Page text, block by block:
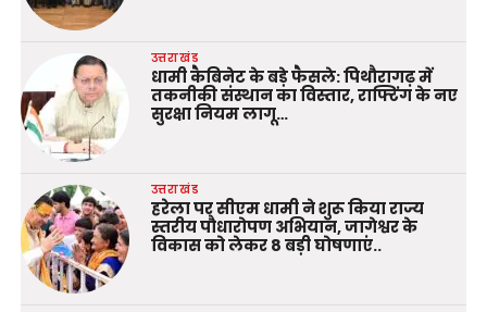
उत्तराखंड
धामी कैबिनेट के बड़े फैसले: पिथौरागढ़ में
तकनीकी संस्थान का विस्तार, राफ्टिंग के नए
सुरक्षा नियम लागू…
उत्तराखंड
हरेला पर सीएम धामी ने शुरू किया राज्य
स्तरीय पौधारोपण अभियान, जागेश्वर के
विकास को लेकर 8 बड़ी घोषणाएं..